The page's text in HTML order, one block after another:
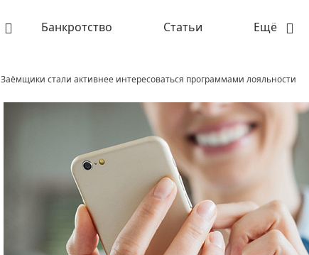
Банкротство Статьи Ещё
Заёмщики стали активнее интересоваться программами лояльности